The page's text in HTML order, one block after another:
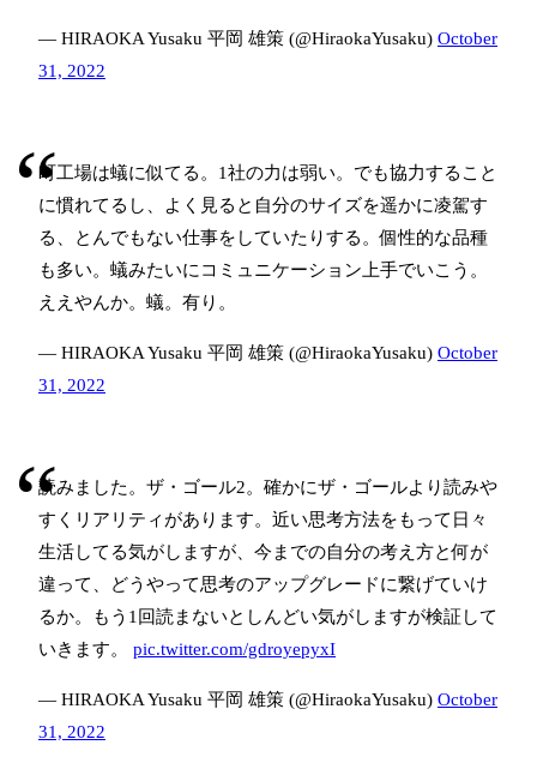
— HIRAOKA Yusaku 平岡 雄策 (@HiraokaYusaku) October
31, 2022
町工場は蟻に似てる。1社の力は弱い。でも協力すること
に慣れてるし、よく見ると自分のサイズを遥かに凌駕す
る、とんでもない仕事をしていたりする。個性的な品種
も多い。蟻みたいにコミュニケーション上手でいこう。
ええやんか。蟻。有り。
— HIRAOKA Yusaku 平岡 雄策 (@HiraokaYusaku) October
31, 2022
読みました。ザ・ゴール2。確かにザ・ゴールより読みや
すくリアリティがあります。近い思考方法をもって日々
生活してる気がしますが、今までの自分の考え方と何が
違って、どうやって思考のアップグレードに繋げていけ
るか。もう1回読まないとしんどい気がしますが検証して
いきます。 pic.twitter.com/gdroyepyxI
— HIRAOKA Yusaku 平岡 雄策 (@HiraokaYusaku) October
31, 2022